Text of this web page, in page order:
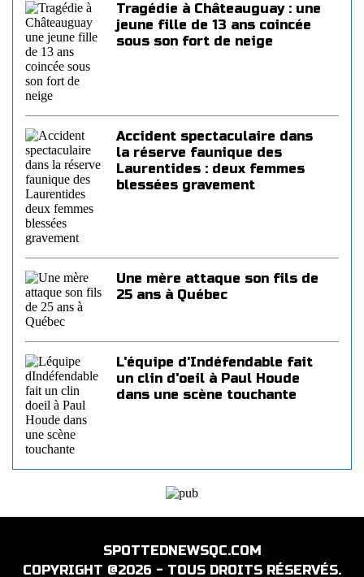
Tragédie à Châteauguay : une
jeune fille de 13 ans coincée
sous son fort de neige
Accident spectaculaire dans
la réserve faunique des
Laurentides : deux femmes
blessées gravement
Une mère attaque son fils de
25 ans à Québec
L'équipe d'Indéfendable fait
un clin d'oeil à Paul Houde
dans une scène touchante
SPOTTEDNEWSQC.COM
COPYRIGHT @2026 - TOUS DROITS RÉSERVÉS.